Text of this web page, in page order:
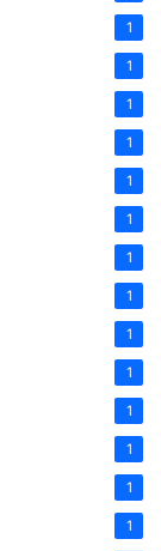
1
1
1
1
1
1
1
1
1
1
1
1
1
1